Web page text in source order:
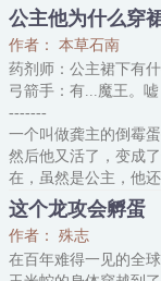
他对此相当的满意，
诚的时候，却发现男
前期一直是男二好基
一笑：“普林尔维少爷
林顿顿时寒毛竖起，
“我身份尊贵，一言一
公主他为什么穿
作者： 本草石南
药剂师：公主裙下有什
弓箭手：有...魔王。嘘
-------
一个叫做龚主的倒霉
然后他又活了，变成
在，虽然是公主，他还
在大预言师的预言下
分队。
只是谁都不知道这位
只一眼，他就知道那
这个龙攻会孵蛋
作者： 殊志
在百年难得一见的全